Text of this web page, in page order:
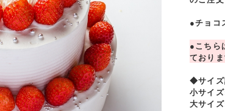
●チョコ
●こちら
ており
◆サイ
小サイ
大サイ